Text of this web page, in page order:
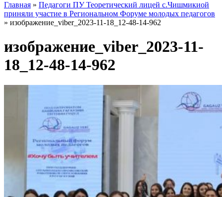
Главная » Педагоги ПУ Теоретический лицей с.Чишмикиой
приняли участие в Региональном Форуме молодых педагогов
» изображение_viber_2023-11-18_12-48-14-962
изображение_viber_2023-11-
18_12-48-14-962